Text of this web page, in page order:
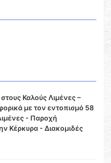
Καλούς Λιμένες –
με τον εντοπισμό 58
- Παροχή
Κέρκυρα - Διακομιδές